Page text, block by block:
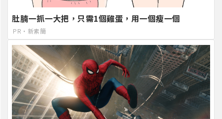
肚腩一抓一大把，只需1個雞蛋，用一個瘦一個
PR・新素簡